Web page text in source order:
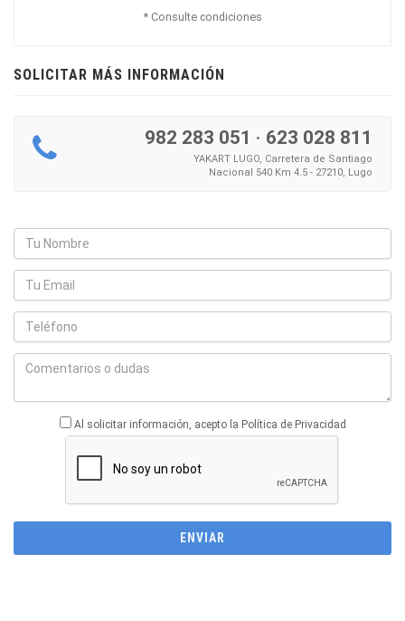
* Consulte condiciones
SOLICITAR MÁS INFORMACIÓN
982 283 051 · 623 028 811
YAKART LUGO, Carretera de Santiago
Nacional 540 Km 4.5 - 27210, Lugo
Al solicitar información, acepto la Política de Privacidad